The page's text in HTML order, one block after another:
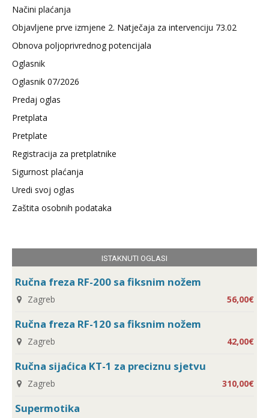
Načini plaćanja
Objavljene prve izmjene 2. Natječaja za intervenciju 73.02
Obnova poljoprivrednog potencijala
Oglasnik
Oglasnik 07/2026
Predaj oglas
Pretplata
Pretplate
Registracija za pretplatnike
Sigurnost plaćanja
Uredi svoj oglas
Zaštita osobnih podataka
ISTAKNUTI OGLASI
Ručna freza RF-200 sa fiksnim nožem
Zagreb 56,00€
Ručna freza RF-120 sa fiksnim nožem
Zagreb 42,00€
Ručna sijaćica KT-1 za preciznu sjetvu
Zagreb 310,00€
Supermotika